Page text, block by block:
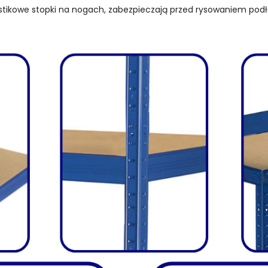
stopki na nogach, zabezpieczają przed rysowaniem